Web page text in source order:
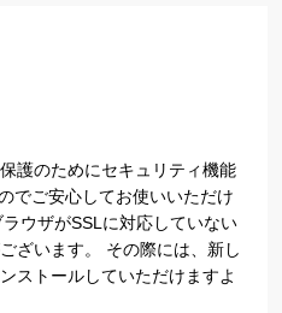
護のためにセキュリティ機能
でご安心してお使いいただけ
ウザがSSLに対応していない
ざいます。 その際には、新し
ストールしていただけますよ